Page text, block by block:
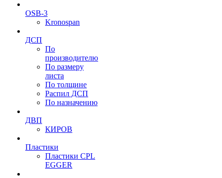
OSB-3
Kronospan
ДСП
По
производителю
По размеру
листа
По толщине
Распил ДСП
По назначению
ДВП
КИРОВ
Пластики
Пластики CPL
EGGER